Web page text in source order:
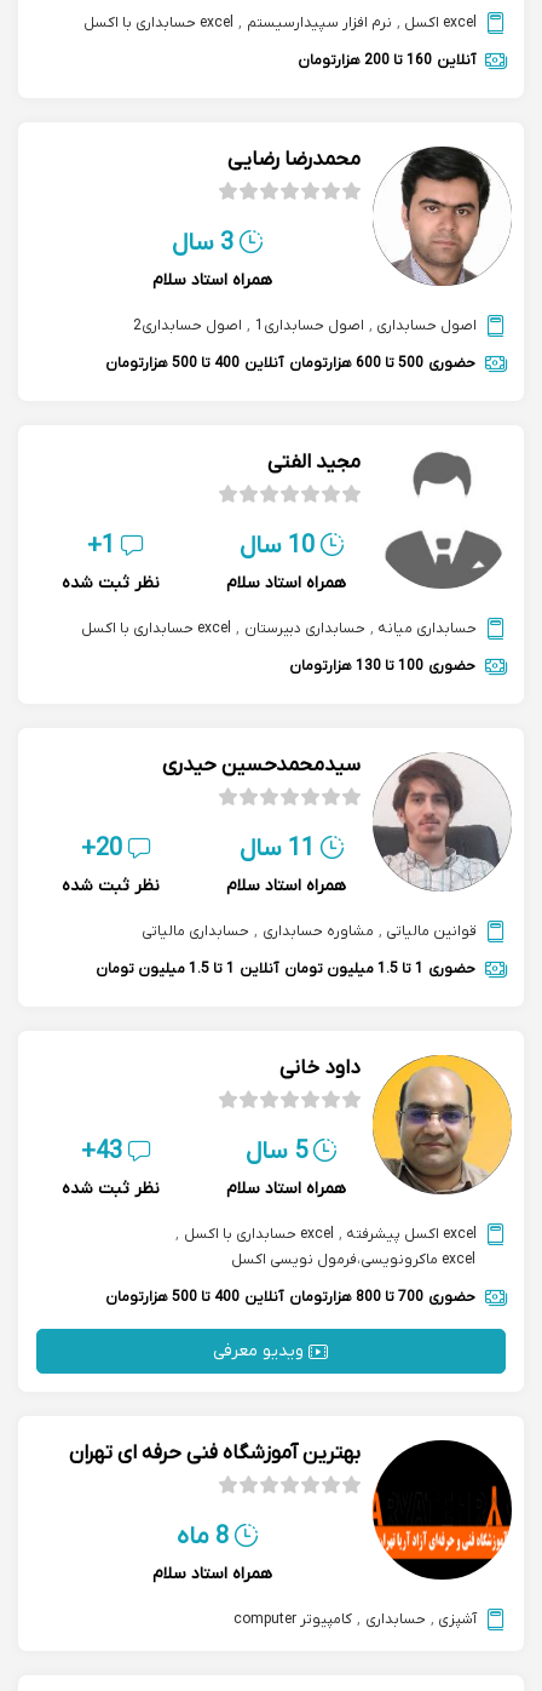
excel اکسل , نرم افزار سپیدارسیستم , excel حسابداری با اکسل
آنلاین 160 تا 200 هزارتومان
محمدرضا رضایی
3 سال
همراه استاد سلام
اصول حسابداری , اصول حسابداری1 , اصول حسابداری2
حضوری 500 تا 600 هزارتومان آنلاین 400 تا 500 هزارتومان
مجید الفتی
10 سال
همراه استاد سلام
1+
نظر ثبت شده
حسابداری میانه , حسابداری دبیرستان , excel حسابداری با اکسل
حضوری 100 تا 130 هزارتومان
سیدمحمدحسین حیدری
11 سال
همراه استاد سلام
20+
نظر ثبت شده
قوانین مالیاتی , مشاوره حسابداری , حسابداری مالیاتی
حضوری 1 تا 1.5 میلیون تومان آنلاین 1 تا 1.5 میلیون تومان
داود خانی
5 سال
همراه استاد سلام
43+
نظر ثبت شده
excel اکسل پیشرفته , excel حسابداری با اکسل
,
excel ماکرونویسی،فرمول نویسی اکسل
حضوری 700 تا 800 هزارتومان آنلاین 400 تا 500 هزارتومان
ویدیو معرفی
بهترین آموزشگاه فنی حرفه ای تهران
8 ماه
همراه استاد سلام
آشپزی , حسابداری , کامپیوتر computer